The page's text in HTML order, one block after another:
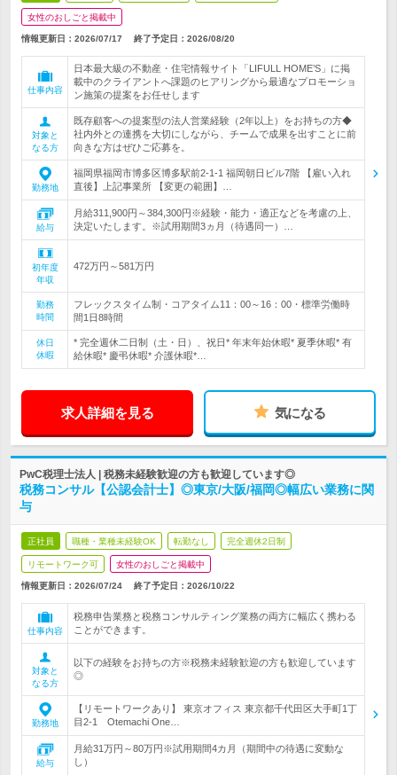
女性のおしごと掲載中
情報更新日：2026/07/17 終了予定日： 2026/08/20
仕事内容
日本最大級の不動産・住宅情報サイト「LIFULL HOME’S」に掲
載中のクライアントへ課題のヒアリングから最適なプロモーショ
ン施策の提案をお任せします
対象と
なる方
既存顧客への提案型の法人営業経験（2年以上）をお持ちの方◆
社内外との連携を大切にしながら、チームで成果を出すことに前
向きな方はぜひご応募を。
勤務地
福岡県福岡市博多区博多駅前2-1-1 福岡朝日ビル7階 【雇い入れ
直後】上記事業所 【変更の範囲】…
給与
月給311,900円～384,300円※経験・能力・適正などを考慮の上、
決定いたします。※試用期間3ヵ月（待遇同一）…
初年度
年収
472万円～581万円
勤務
時間
フレックスタイム制・コアタイム11：00～16：00・標準労働時
間1日8時間
休日
休暇
* 完全週休二日制（土・日）、祝日* 年末年始休暇* 夏季休暇* 有
給休暇* 慶弔休暇* 介護休暇*…
求人詳細を見る 気になる
PwC税理士法人 | 税務未経験歓迎の方も歓迎しています◎
税務コンサル【公認会計士】◎東京/大阪/福岡◎幅広い業務に関
与
正社員 職種・業種未経験OK 転勤なし 完全週休2日制
リモートワーク可 女性のおしごと掲載中
情報更新日：2026/07/24 終了予定日： 2026/10/22
仕事内容
税務申告業務と税務コンサルティング業務の両方に幅広く携わる
ことができます。
対象と
なる方
以下の経験をお持ちの方※税務未経験歓迎の方も歓迎しています
◎
勤務地
【リモートワークあり】 東京オフィス 東京都千代田区大手町1丁
目2-1 Otemachi One…
給与
月給31万円～80万円※試用期間4カ月（期間中の待遇に変動な
し）